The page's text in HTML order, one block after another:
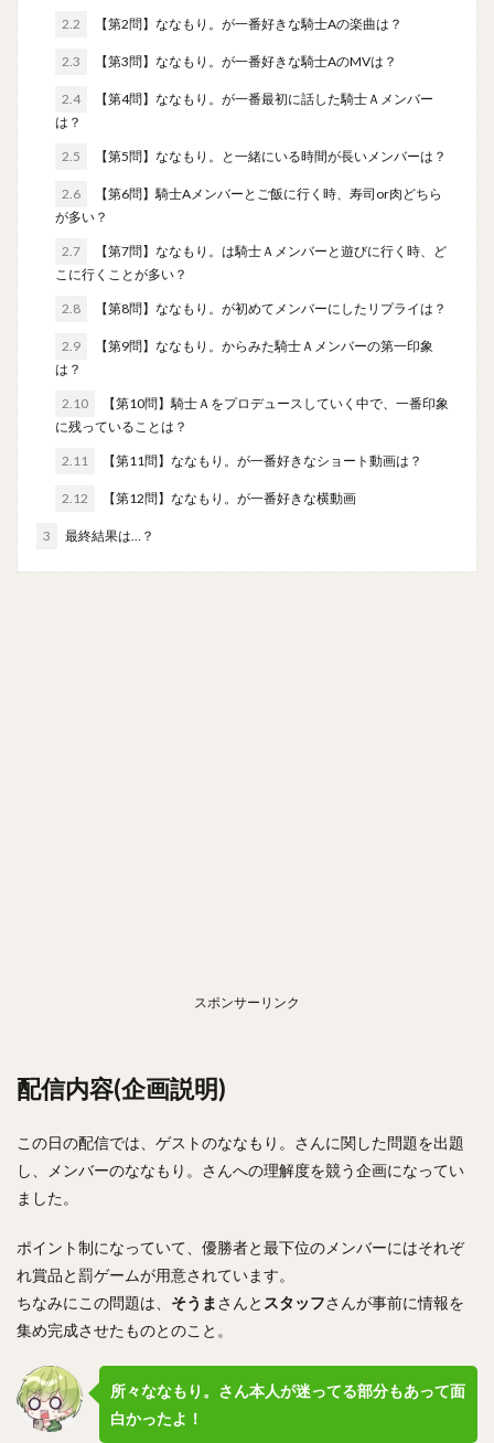
2.2 【第2問】ななもり。が一番好きな騎士Aの楽曲は？
2.3 【第3問】ななもり。が一番好きな騎士AのMVは？
2.4
【第4問】ななもり。が一番最初に話した騎士Ａメンバー
は？
2.5 【第5問】ななもり。と一緒にいる時間が長いメンバーは？
2.6
【第6問】騎士Aメンバーとご飯に行く時、寿司or肉どちら
が多い？
2.7
【第7問】ななもり。は騎士Ａメンバーと遊びに行く時、ど
こに行くことが多い？
2.8 【第8問】ななもり。が初めてメンバーにしたリプライは？
2.9
【第9問】ななもり。からみた騎士Ａメンバーの第一印象
は？
2.10
【第10問】騎士Ａをプロデュースしていく中で、一番印象
に残っていることは？
2.11 【第11問】ななもり。が一番好きなショート動画は？
2.12 【第12問】ななもり。が一番好きな横動画
3 最終結果は…？
スポンサーリンク
配信内容(企画説明)
この日の配信では、ゲストのななもり。さんに関した問題を出題
し、メンバーのななもり。さんへの理解度を競う企画になってい
ました。
ポイント制になっていて、優勝者と最下位のメンバーにはそれぞ
れ賞品と罰ゲームが用意されています。
ちなみにこの問題は、 そうま さんと スタッフさんが事前に情報を
集め完成させたものとのこと。
所々ななもり。さん本人が迷ってる部分もあって面
白かったよ！